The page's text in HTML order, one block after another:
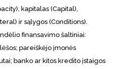
kapitalas (Capital),
ir sąlygos (Conditions).
finansavimo šaltiniai:
pareiškėjo įmonės
banko ar kitos kredito įstaigos